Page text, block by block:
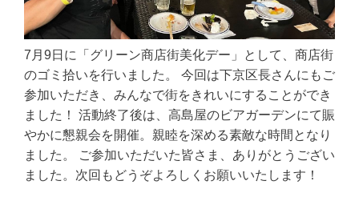
7月9日に「グリーン商店街美化デー」として、商店街
のゴミ拾いを行いました。 今回は下京区長さんにもご
参加いただき、みんなで街をきれいにすることができ
ました！ 活動終了後は、高島屋のビアガーデンにて賑
やかに懇親会を開催。親睦を深める素敵な時間となり
ました。 ご参加いただいた皆さま、ありがとうござい
ました。次回もどうぞよろしくお願いいたします！